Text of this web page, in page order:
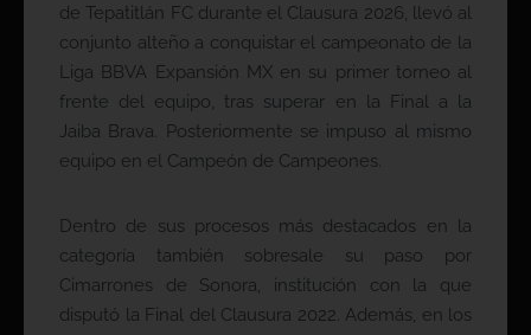
de Tepatitlán FC durante el Clausura 2026, llevó al
conjunto alteño a conquistar el campeonato de la
Liga BBVA Expansión MX en su primer torneo al
frente del equipo, tras superar en la Final a la
Jaiba Brava. Posteriormente se impuso al mismo
equipo en el Campeón de Campeones.
Dentro de sus procesos más destacados en la
categoría también sobresale su paso por
Cimarrones de Sonora, institución con la que
disputó la Final del Clausura 2022. Además, en los